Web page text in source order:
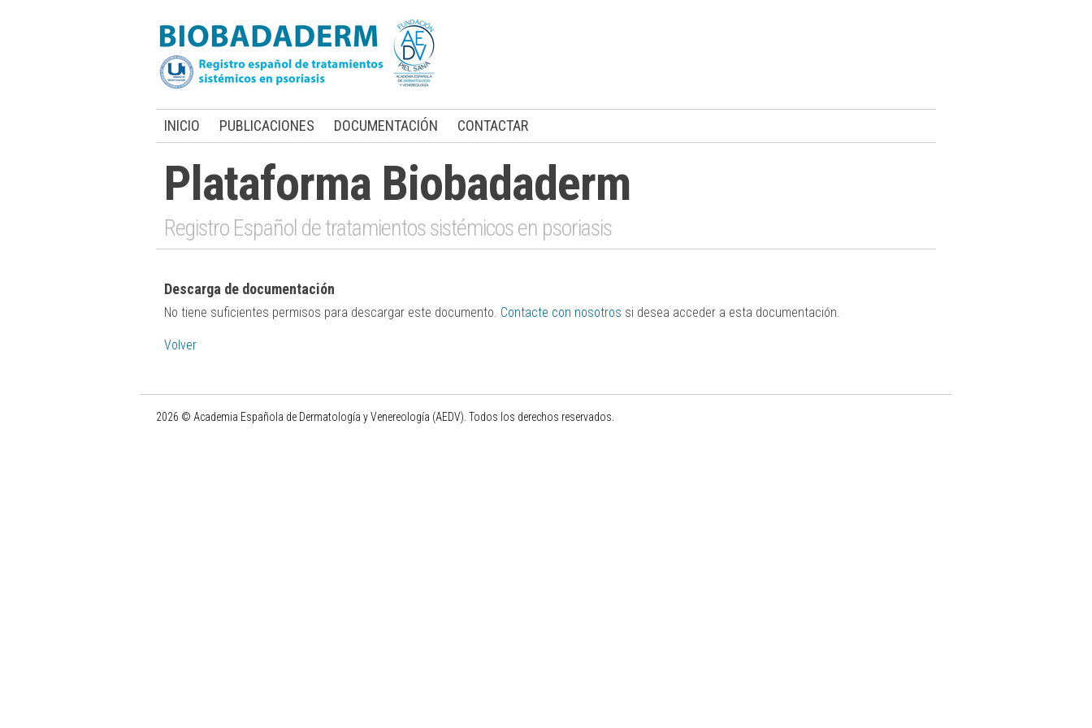
INICIO PUBLICACIONES DOCUMENTACIÓN CONTACTAR
Plataforma Biobadaderm
Registro Español de tratamientos sistémicos en psoriasis
Descarga de documentación
No tiene suficientes permisos para descargar este documento. Contacte con nosotros si desea acceder a esta documentación.
Volver
2026 © Academia Española de Dermatología y Venereología (AEDV). Todos los derechos reservados.